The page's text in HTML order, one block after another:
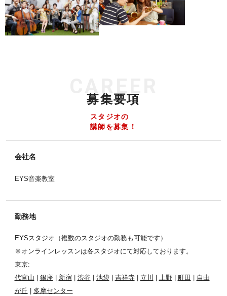
募集要項
CAREER
スタジオの
講師を募集！
会社名
EYS音楽教室
勤務地
EYSスタジオ（複数のスタジオの勤務も可能です）
※オンラインレッスンは各スタジオにて対応しております。
東京:
代官山
銀座| 新宿| 渋谷| 池袋| 吉祥寺| 立川 上野| 町田
自由
が丘
多摩センター